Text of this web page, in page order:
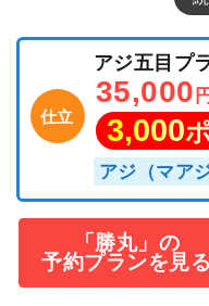
仕立
アジ五目プ
35,000
3,000
アジ（マアジ
「勝丸」の
予約プランを見る